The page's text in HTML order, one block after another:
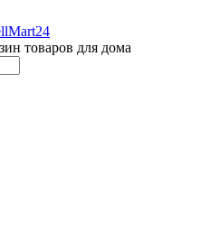
товаров для дома